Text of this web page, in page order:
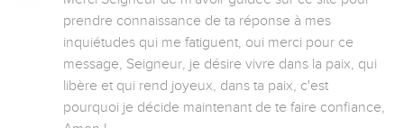
prendre connaissance de ta réponse à mes
inquiétudes qui me fatiguent, oui merci pour ce
message, Seigneur, je désire vivre dans la paix, qui
libère et qui rend joyeux, dans ta paix, c'est
pourquoi je décide maintenant de te faire confiance,